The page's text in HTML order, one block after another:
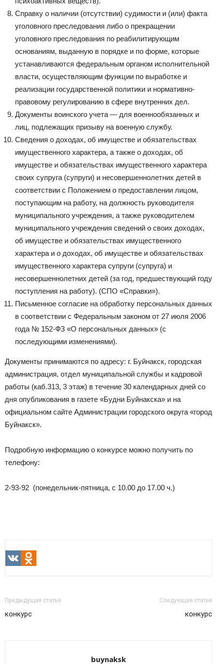
Справку о наличии (отсутствии) судимости и (или) факта
уголовного преследования либо о прекращении
уголовного преследования по реабилитирующим
основаниям, выданную в порядке и по форме, которые
устанавливаются федеральным органом исполнительной
власти, осуществляющим функции по выработке и
реализации государственной политики и нормативно-
правовому регулированию в сфере внутренних дел.
Документы воинского учета — для военнообязанных и
лиц, подлежащих призыву на военную службу.
Сведения о доходах, об имуществе и обязательствах
имущественного характера, а также о доходах, об
имуществе и обязательствах имущественного характера
своих супруга (супруги) и несовершеннолетних детей в
соответствии с Положением о предоставлении лицом,
поступающим на работу, на должность руководителя
муниципального учреждения, а также руководителем
муниципального учреждения сведений о своих доходах,
об имуществе и обязательствах имущественного
характера и о доходах, об имуществе и обязательствах
имущественного характера супруги (супруга) и
несовершеннолетних детей (за год, предшествующий году
поступления на работу). (СПО «Справки»).
Письменное согласие на обработку персональных данных
в соответствии с Федеральным законом от 27 июля 2006
года № 152-ФЗ «О персональных данных» (с
последующими изменениями).
Документы принимаются по адресу: г. Буйнакск, городская
администрация, отдел муниципальной службы и кадровой
работы (каб.313, 3 этаж) в течение 30 календарных дней со
дня опубликования в газете «Будни Буйнакска» и на
официальном сайте Администрации городского округа «город
Буйнакск».
Подробную информацию о конкурсе можно получить по
телефону:
2-93-92 (понедельник-пятница, с 10.00 до 17.00 ч.)
Предыдущая статья
конкурс
Следующая статья
конкурс
buynaksk